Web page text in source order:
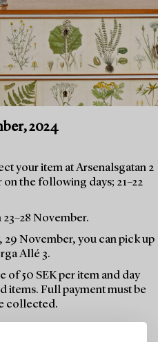
2024
your item at Arsenalsgatan 2
the following days; 21–22
November.
29 November, you can pick up
Allé 3.
of 50 SEK per item and day
Full payment must be
collected.